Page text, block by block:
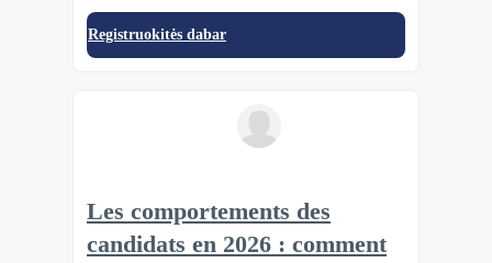
Registruokitės dabar
Les comportements des
candidats en 2026 : comment